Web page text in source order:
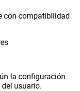
con compatibilidad
la configuración
usuario.